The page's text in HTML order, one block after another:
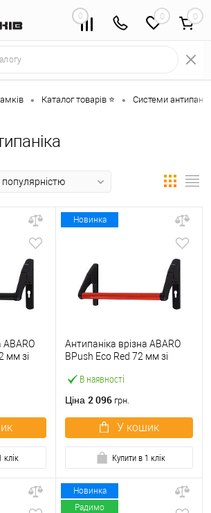
0 0
• Каталог товарів ⭐ • Системи
ABARO
мм зі
клік
Новинка
В наявності
Антипаніка врізна ABARO
BPush Eco Red 72 мм зі
Ціна 2 096 грн.
У кошик
Купити в 1 клік
Новинка
Радимо